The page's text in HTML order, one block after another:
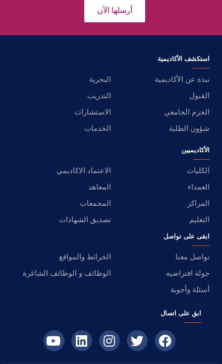
أرسلها الآن
استكشف الأكاديمية
نبذة عن الأكاديمية
البحرية
القبول
التدريب
الحرم الجامعي
الاستشارات
شؤون الطلبة
الخدمات
الأكاديميين
الكليات
الاعتماد الاكاديمي
العمداء
المعاهد
المراكز
المجمعات
التعليم
تصديق الشهادات
ابقى على تواصل
تواصل معنا
الخرائط والمواقع
جولة افتراضية
الوظائف و الوظائف الشاغرة
أسئلة وأجوبة
ابق على اتصال